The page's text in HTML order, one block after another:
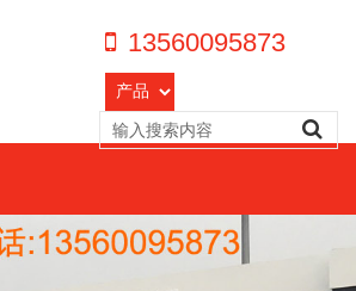
13560095873